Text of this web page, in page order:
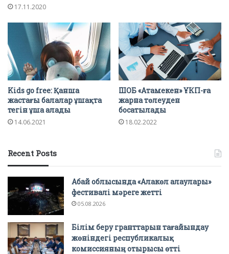
17.11.2020
Kids go free: Қанша
жастағы балалар ұшақта
тегін ұша алады
14.06.2021
ШОБ «Атамекен» ҰКП-ға
жарна төлеуден
босатылады
18.02.2022
Recent Posts
Абай облысында «Алакөл алаулары»
фестивалі мәреге жетті
05.08.2026
Білім беру гранттарын тағайындау
жөніндегі республикалық
комиссияның отырысы өтті